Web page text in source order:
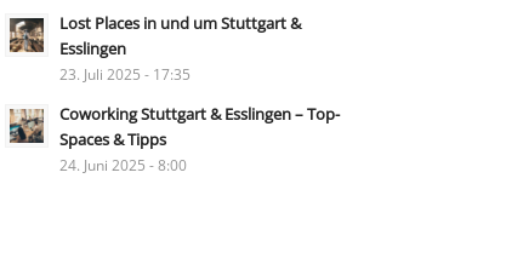
Lost Places in und um Stuttgart &
Esslingen
23. Juli 2025 - 17:35
Coworking Stuttgart & Esslingen – Top-
Spaces & Tipps
24. Juni 2025 - 8:00